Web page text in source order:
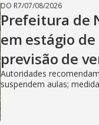
DO R7/07/08/2026
Prefeitura de
em estágio
previsão de
Autoridades
suspendem aulas;